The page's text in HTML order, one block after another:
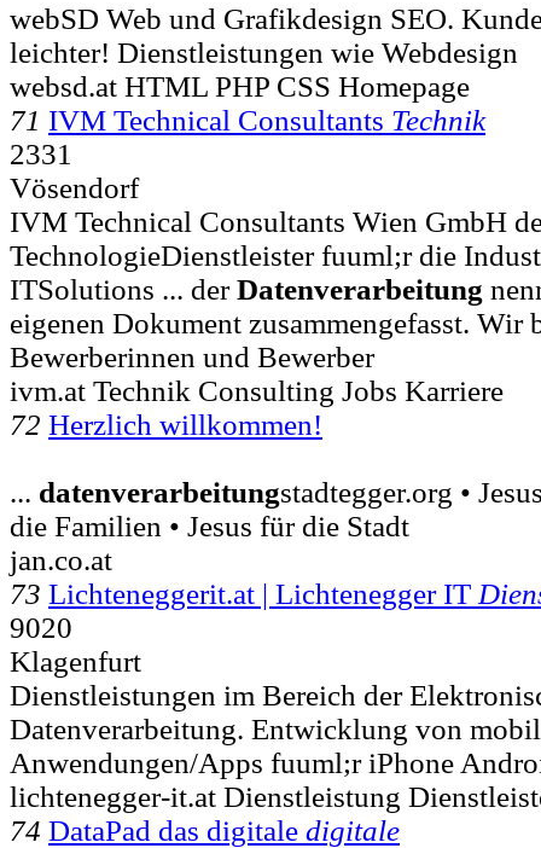
webSD Web und Grafikdesign SEO.
leichter! Dienstleistungen wie Webdesign
websd.at HTML PHP CSS Homepage
71 IVM Technical Consultants Technik
2331
Vösendorf
IVM Technical Consultants Wien GmbH
TechnologieDienstleister fuuml;r die
ITSolutions ... derDatenverarbeitung
eigenen Dokument zusammengefasst. Wir
Bewerberinnen und Bewerber
ivm.at Technik Consulting Jobs Karriere
72 Herzlich willkommen!
... datenverarbeitungstadtegger.org •
die Familien • Jesus für die Stadt
jan.co.at
73 Lichteneggerit.at | Lichtenegger IT
9020
Klagenfurt
Dienstleistungen im Bereich der
Datenverarbeitung. Entwicklung von
Anwendungen/Apps fuuml;r iPhone
lichtenegger-it.at Dienstleistung
74 DataPad das digitale digitale